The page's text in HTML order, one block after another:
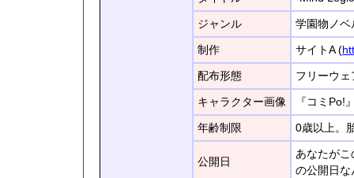
ジャンル 学園物ノベ
制作 サイトA (
配布形態 フリーウェ
キャラクター画像 『コミPo!
年齢制限 0歳以上。
公開日
あなたがこ
の公開日な